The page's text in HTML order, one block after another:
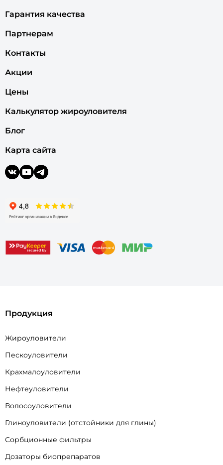
Гарантия качества
Партнерам
Контакты
Акции
Цены
Калькулятор жироуловителя
Блог
Карта сайта
Продукция
Жироуловители
Пескоуловители
Крахмалоуловители
Нефтеуловители
Волосоуловители
Глиноуловители (отстойники для глины)
Сорбционные фильтры
Дозаторы биопрепаратов